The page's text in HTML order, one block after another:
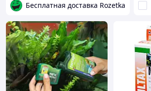
Бесплатная доставка Rozetka